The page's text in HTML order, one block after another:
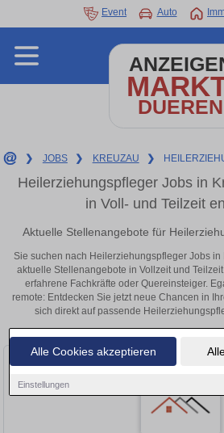
Alle Cookies akzeptieren
Einstellungen
Event Auto
DUEREN
❯ JOBS ❯ KREUZAU ❯
Heilerziehungspfleger Jobs in
in Voll- und Teilzeit
Aktuelle Stellenangebote für
Sie suchen nach Heilerziehungspfleger Jobs
aktuelle Stellenangebote in Vollzeit und
erfahrene Fachkräfte oder Quereinsteiger.
remote: Entdecken Sie jetzt neue Chancen in
sich direkt auf passende